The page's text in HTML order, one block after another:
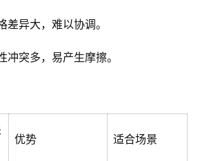
差异大，难以协调。
冲突多，易产生摩擦。
优势 适合场景